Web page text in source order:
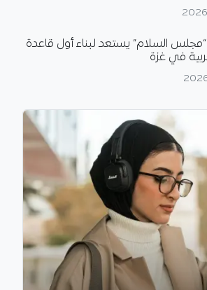
“مجلس السلام” يستعد لبناء أول قاعدة
في غزة